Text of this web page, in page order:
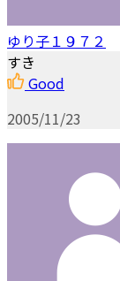
ゆり子１９７２
すき
Good
2005/11/23